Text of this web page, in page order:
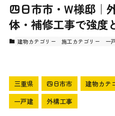
四日市市・W様邸｜
体・補修工事で強度
建物カテゴリー 施工カテゴリー 一
三重県 四日市市 建物カテ
一戸建
外構工事